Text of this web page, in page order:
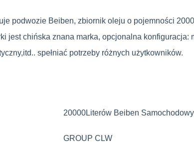
podwozie Beiben, zbiornik oleju o pojemności
jest chińska znana marka, opcjonalna
spełniać potrzeby różnych użytkowników.
20000Literów Beiben
GROUP CLW